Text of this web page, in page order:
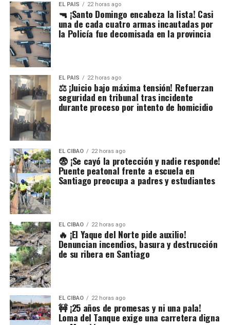
EL PAIS 22 horas ago
🔫 ¡Santo Domingo encabeza la lista! Casi
una de cada cuatro armas incautadas por
la Policía fue decomisada en la provincia
EL PAIS 22 horas ago
⚖️ ¡Juicio bajo máxima tensión! Refuerzan
seguridad en tribunal tras incidente
durante proceso por intento de homicidio
EL CIBAO 22 horas ago
😨 ¡Se cayó la protección y nadie responde!
Puente peatonal frente a escuela en
Santiago preocupa a padres y estudiantes
EL CIBAO 22 horas ago
🔥 ¡El Yaque del Norte pide auxilio!
Denuncian incendios, basura y destrucción
de su ribera en Santiago
EL CIBAO 22 horas ago
🚧 ¡25 años de promesas y ni una pala!
Loma del Tanque exige una carretera digna